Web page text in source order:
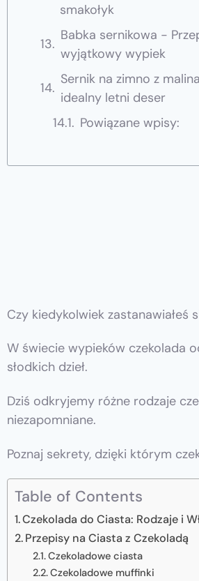
smakołyk
Babka sernikowa -
wyjątkowy wypiek
Sernik na zimno z
idealny letni deser
Powiązane wpisy:
Czy kiedykolwiek zastanawiałeś
W świecie wypieków czekolada
słodkich dzieł.
Dziś odkryjemy różne rodzaje
niezapomniane.
Poznaj sekrety, dzięki którym
Table of Contents
Czekolada do Ciasta: Rodzaje i
Przepisy na Ciasta z Czekoladą
Czekoladowe ciasta
Czekoladowe muffinki